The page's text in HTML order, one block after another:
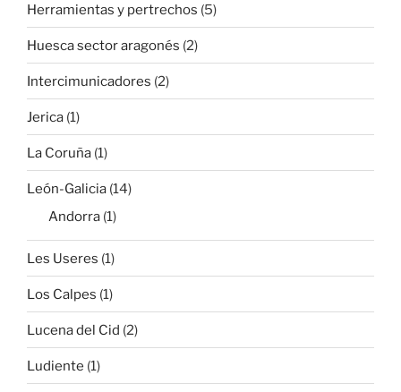
Herramientas y pertrechos (5)
Huesca sector aragonés (2)
Intercimunicadores (2)
Jerica (1)
La Coruña (1)
León-Galicia (14)
Andorra (1)
Les Useres (1)
Los Calpes (1)
Lucena del Cid (2)
Ludiente (1)